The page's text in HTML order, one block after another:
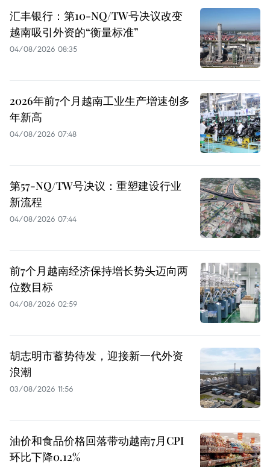
汇丰银行：第10-NQ/TW号决议改变
越南吸引外资的“衡量标准”
04/08/2026 08:35
2026年前7个月越南工业生产增速创多
年新高
04/08/2026 07:48
第57-NQ/TW号决议：重塑建设行业
新流程
04/08/2026 07:44
前7个月越南经济保持增长势头迈向两
位数目标
04/08/2026 02:59
胡志明市蓄势待发，迎接新一代外资
浪潮
03/08/2026 11:56
油价和食品价格回落带动越南7月CPI
环比下降0.12%